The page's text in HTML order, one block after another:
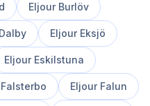
Eljour Burlöv
Dalby Eljour Eksjö
Eljour Eskilstuna
Falsterbo Eljour Falun